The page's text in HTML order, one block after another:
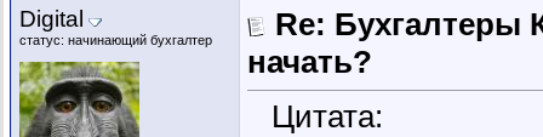
Digital
статус: начинающий бухгалтер
Re: Бухгалтеры
начать?
Цитата: